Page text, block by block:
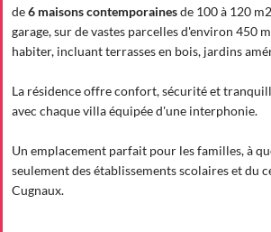
de6 maisons contemporainesde 100 à 120
garage, sur de vastes parcelles d'environ 450
habiter, incluant terrasses en bois, jardins
La résidence offre confort, sécurité et
avec chaque villa équipée d'une interphonie.
Un emplacement parfait pour les familles, à
seulement des établissements scolaires et du
Cugnaux.